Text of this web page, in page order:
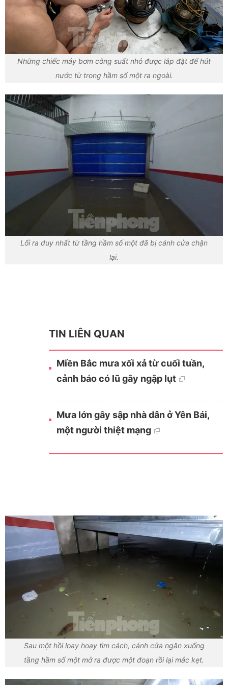
Những chiếc máy bơm công suất nhỏ được lắp đặt để hút
nước từ trong hầm số một ra ngoài.
Lối ra duy nhất từ tầng hầm số một đã bị cánh cửa chặn
lại.
TIN LIÊN QUAN
Miền Bắc mưa xối xả từ cuối tuần,
cảnh báo có lũ gây ngập lụt
Mưa lớn gây sập nhà dân ở Yên Bái,
một người thiệt mạng
Sau một hồi loay hoay tìm cách, cánh cửa ngăn xuống
tầng hầm số một mở ra được một đoạn rồi lại mắc kẹt.